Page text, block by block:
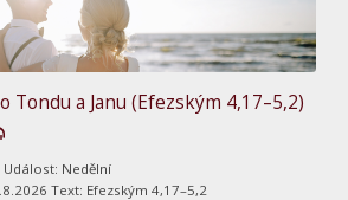
Tondu a Janu (Efezským 4,17–5,2)
Nedělní
Text: Efezským 4,17–5,2